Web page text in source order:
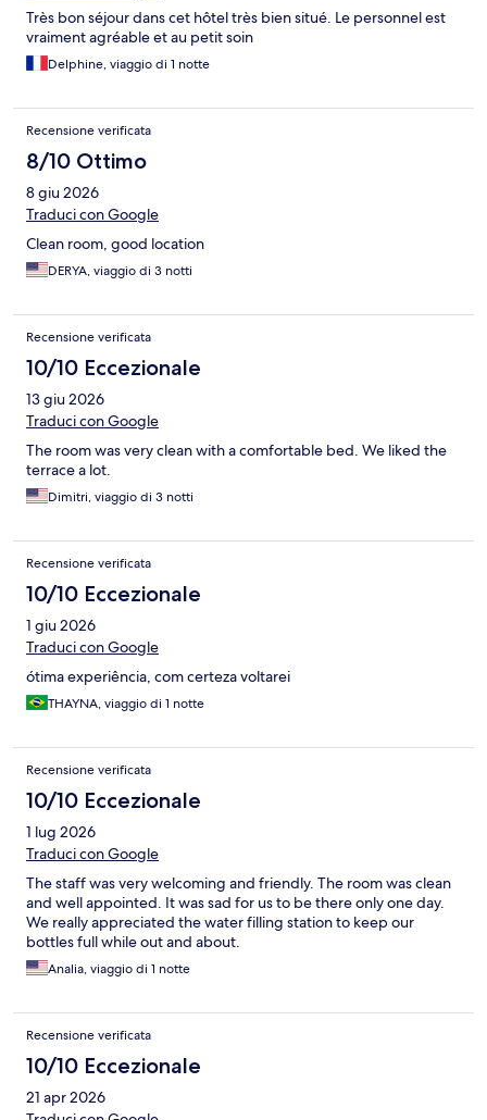
Très bon séjour dans cet hôtel très bien situé. Le personnel est
vraiment agréable et au petit soin
Delphine, viaggio di 1 notte
Recensione verificata
8/10 Ottimo
8 giu 2026
Traduci con Google
Clean room, good location
DERYA, viaggio di 3 notti
Recensione verificata
10/10 Eccezionale
13 giu 2026
Traduci con Google
The room was very clean with a comfortable bed. We liked the
terrace a lot.
Dimitri, viaggio di 3 notti
Recensione verificata
10/10 Eccezionale
1 giu 2026
Traduci con Google
ótima experiência, com certeza voltarei
THAYNA, viaggio di 1 notte
Recensione verificata
10/10 Eccezionale
1 lug 2026
Traduci con Google
The staff was very welcoming and friendly. The room was clean
and well appointed. It was sad for us to be there only one day.
We really appreciated the water filling station to keep our
bottles full while out and about.
Analia, viaggio di 1 notte
Recensione verificata
10/10 Eccezionale
21 apr 2026